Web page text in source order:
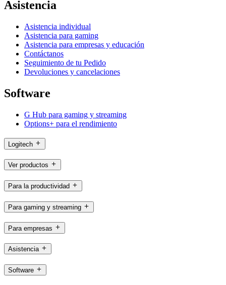
Asistencia
Asistencia individual
Asistencia para gaming
Asistencia para empresas y educación
Contáctanos
Seguimiento de tu Pedido
Devoluciones y cancelaciones
Software
G Hub para gaming y streaming
Options+ para el rendimiento
Logitech
Ver productos
Para la productividad
Para gaming y streaming
Para empresas
Asistencia
Software